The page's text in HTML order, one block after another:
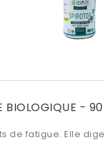
BIOLOGIQUE - 90
de fatigue. Elle